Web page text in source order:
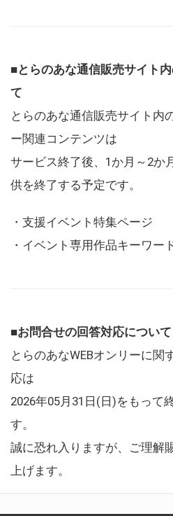
■とらのあな通信販売サイト
て
とらのあな通信販売サイト内
ー関連コンテンツは
サービス終了後、1か月～2か
供を終了する予定です。
・支援イベント特集ページ
・イベント専用作品キーワー
■お問合せの回答対応について
とらのあなWEBオンリーに関
応は
2026年05月31日(日)をもって
す。
誠に恐れ入りますが、ご理解
上げます。